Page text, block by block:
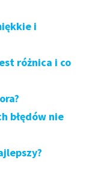
i
różnica i co
błędów nie